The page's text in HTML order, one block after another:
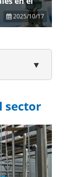
2025/10/17
▼
sector